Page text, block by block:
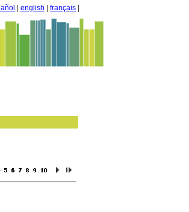
english français